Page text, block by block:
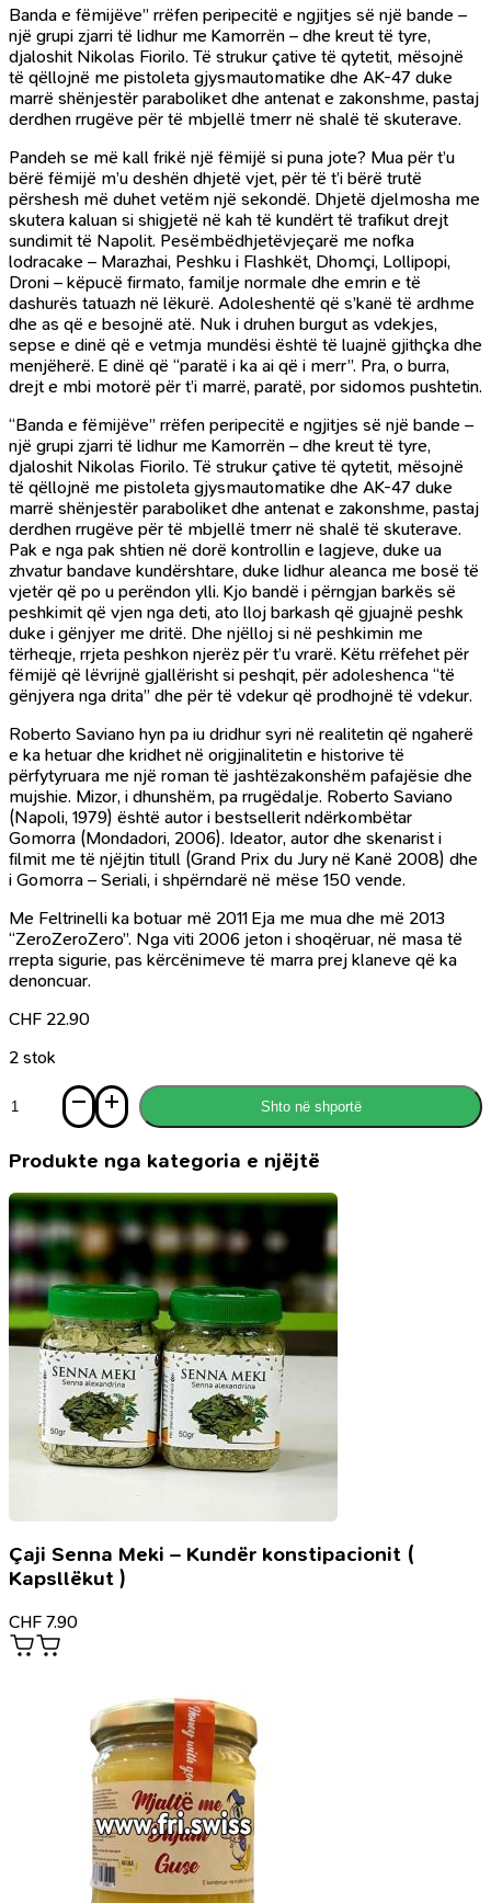
Banda e fëmijëve” rrëfen peripecitë e ngjitjes së një bande –
një grupi zjarri të lidhur me Kamorrën – dhe kreut të tyre,
djaloshit Nikolas Fiorilo. Të strukur çative të qytetit, mësojnë
të qëllojnë me pistoleta gjysmautomatike dhe AK-47 duke
marrë shënjestër paraboliket dhe antenat e zakonshme, pastaj
derdhen rrugëve për të mbjellë tmerr në shalë të skuterave.
Pandeh se më kall frikë një fëmijë si puna jote? Mua për t’u
bërë fëmijë m’u deshën dhjetë vjet, për të t’i bërë trutë
përshesh më duhet vetëm një sekondë. Dhjetë djelmosha me
skutera kaluan si shigjetë në kah të kundërt të trafikut drejt
sundimit të Napolit. Pesëmbëdhjetëvjeçarë me nofka
lodracake – Marazhai, Peshku i Flashkët, Dhomçi, Lollipopi,
Droni – këpucë firmato, familje normale dhe emrin e të
dashurës tatuazh në lëkurë. Adoleshentë që s’kanë të ardhme
dhe as që e besojnë atë. Nuk i druhen burgut as vdekjes,
sepse e dinë që e vetmja mundësi është të luajnë gjithçka dhe
menjëherë. E dinë që “paratë i ka ai që i merr”. Pra, o burra,
drejt e mbi motorë për t’i marrë, paratë, por sidomos pushtetin.
“Banda e fëmijëve” rrëfen peripecitë e ngjitjes së një bande –
një grupi zjarri të lidhur me Kamorrën – dhe kreut të tyre,
djaloshit Nikolas Fiorilo. Të strukur çative të qytetit, mësojnë
të qëllojnë me pistoleta gjysmautomatike dhe AK-47 duke
marrë shënjestër paraboliket dhe antenat e zakonshme, pastaj
derdhen rrugëve për të mbjellë tmerr në shalë të skuterave.
Pak e nga pak shtien në dorë kontrollin e lagjeve, duke ua
zhvatur bandave kundërshtare, duke lidhur aleanca me bosë të
vjetër që po u perëndon ylli. Kjo bandë i përngjan barkës së
peshkimit që vjen nga deti, ato lloj barkash që gjuajnë peshk
duke i gënjyer me dritë. Dhe njëlloj si në peshkimin me
tërheqje, rrjeta peshkon njerëz për t’u vrarë. Këtu rrëfehet për
fëmijë që lëvrijnë gjallërisht si peshqit, për adoleshenca “të
gënjyera nga drita” dhe për të vdekur që prodhojnë të vdekur.
Roberto Saviano hyn pa iu dridhur syri në realitetin që ngaherë
e ka hetuar dhe kridhet në origjinalitetin e historive të
përfytyruara me një roman të jashtëzakonshëm pafajësie dhe
mujshie. Mizor, i dhunshëm, pa rrugëdalje. Roberto Saviano
(Napoli, 1979) është autor i bestsellerit ndërkombëtar
Gomorra (Mondadori, 2006). Ideator, autor dhe skenarist i
filmit me të njëjtin titull (Grand Prix du Jury në Kanë 2008) dhe
i Gomorra – Seriali, i shpërndarë në mëse 150 vende.
Me Feltrinelli ka botuar më 2011 Eja me mua dhe më 2013
“ZeroZeroZero”. Nga viti 2006 jeton i shoqëruar, në masa të
rrepta sigurie, pas kërcënimeve të marra prej klaneve që ka
denoncuar.
CHF 22.90
2 stok
Banda
fëmijëve
Shto në shportë
Produkte nga kategoria e njëjtë
Çaji Senna Meki – Kundër konstipacionit (
Kapsllëkut )
CHF 7.90